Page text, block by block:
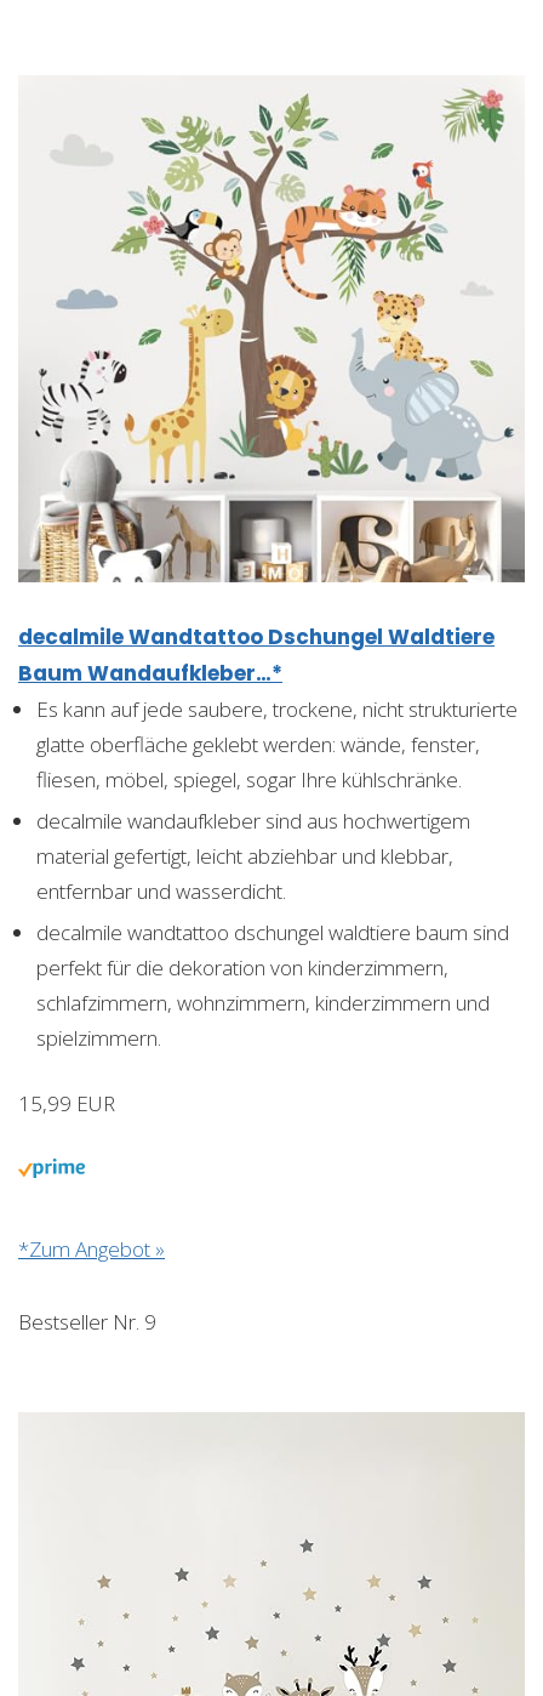
decalmile Wandtattoo Dschungel Waldtiere
Baum Wandaufkleber…*
Es kann auf jede saubere, trockene, nicht strukturierte
glatte oberfläche geklebt werden: wände, fenster,
fliesen, möbel, spiegel, sogar Ihre kühlschränke.
decalmile wandaufkleber sind aus hochwertigem
material gefertigt, leicht abziehbar und klebbar,
entfernbar und wasserdicht.
decalmile wandtattoo dschungel waldtiere baum sind
perfekt für die dekoration von kinderzimmern,
schlafzimmern, wohnzimmern, kinderzimmern und
spielzimmern.
15,99 EUR
*Zum Angebot »
Bestseller Nr. 9